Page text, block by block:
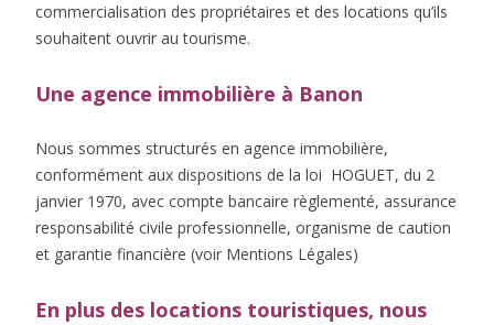
commercialisation des propriétaires et des locations qu’ils
souhaitent ouvrir au tourisme.
Une agence immobilière à Banon
Nous sommes structurés en agence immobilière,
conformément aux dispositions de la loi HOGUET, du 2
janvier 1970, avec compte bancaire règlementé, assurance
responsabilité civile professionnelle, organisme de caution
et garantie financière (voir Mentions Légales)
En plus des locations touristiques, nous